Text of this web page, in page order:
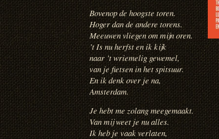
Bovenop de hoogste toren.
Hoger dan de andere torens.
Meeuwen vliegen om mijn oren.
’t Is nu herfst en ik kijk
naar ’t wriemelig gewemel,
van je fietsen in het spitsuur.
En ik denk over je na,
Amsterdam.
Je hebt me zolang meegemaakt.
Van mij weet je nu alles.
Ik heb je vaak verlaten,